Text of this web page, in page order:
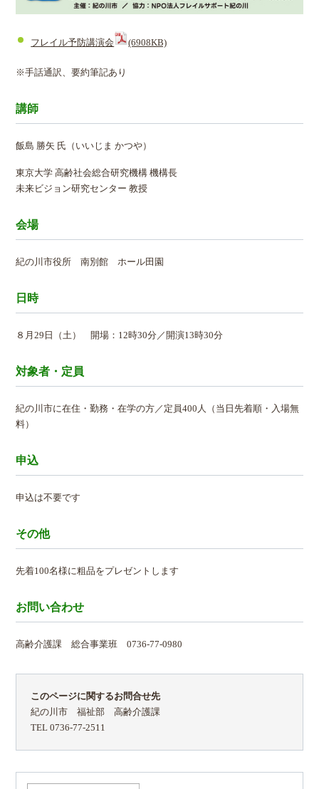
フレイル予防講演会 (6908KB)
※手話通訳、要約筆記あり
講師
飯島 勝矢 氏（いいじま かつや）
東京大学 高齢社会総合研究機構 機構長
未来ビジョン研究センター 教授
会場
紀の川市役所 南別館 ホール田園
日時
８月29日（土） 開場：12時30分／開演13時30分
対象者・定員
紀の川市に在住・勤務・在学の方／定員400人（当日先着順・入場無
料）
申込
申込は不要です
その他
先着100名様に粗品をプレゼントします
お問い合わせ
高齢介護課 総合事業班 0736-77-0980
このページに関するお問合せ先
紀の川市 福祉部 高齢介護課
TEL 0736-77-2511